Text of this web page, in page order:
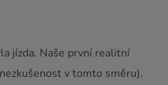
jízda. Naše první realitní
v tomto směru).